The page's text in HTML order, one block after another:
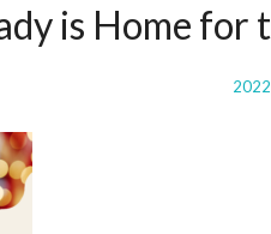
is Home for